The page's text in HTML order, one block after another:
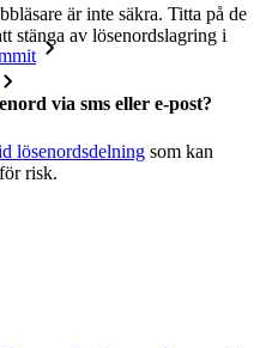
är inte säkra. Titta på de
stänga av lösenordslagring i
via sms eller e-post?
lösenordsdelning som kan
risk.